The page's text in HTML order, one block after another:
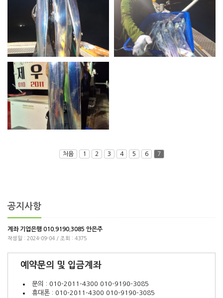
제우스 피싱 16일 갈치 조황 제우스 피싱 15일 갈치조황
제우스 피싱 8월 1일 갈치 조황...
처음 1 2 3 4 5 6 7
공지사항
계좌 기업은행 010.9190.3085 안은주
작성일 : 2024-09-04 / 조회 : 4375
예약문의 및 입금계좌
문의 : 010-2011-4300 010-9190-3085
휴대폰 : 010-2011-4300 010-9190-3085